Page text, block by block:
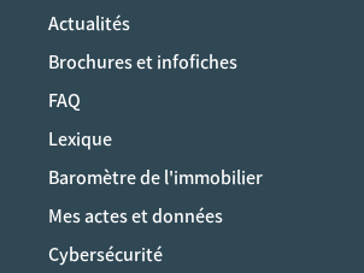
Actualités
Brochures et infofiches
FAQ
Lexique
Baromètre de l'immobilier
Mes actes et données
Cybersécurité